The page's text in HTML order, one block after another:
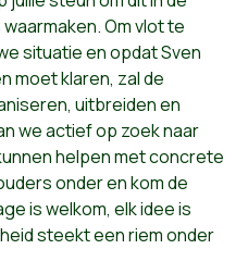
Om vlot te
situatie en opdat Sven
moet klaren, zal de
uitbreiden en
we actief op zoek naar
helpen met concrete
onder en kom de
is welkom, elk idee is
steekt een riem onder